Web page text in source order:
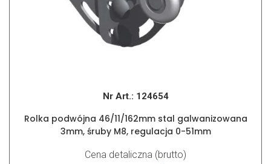
Nr Art.: 124654
Rolka podwójna 46/11/162mm stal galwanizowana
3mm, śruby M8, regulacja 0-51mm
Cena detaliczna (brutto)